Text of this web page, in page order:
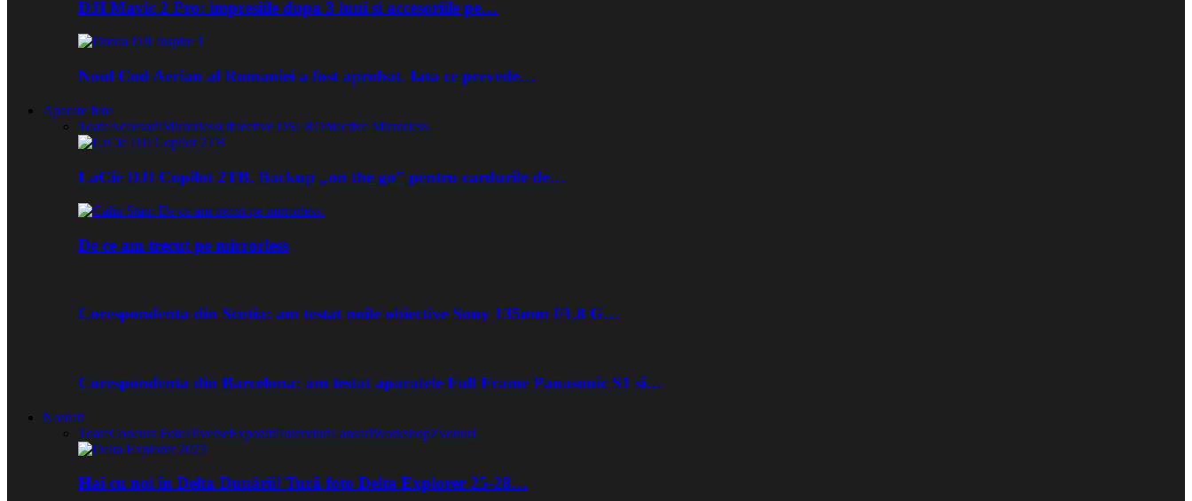
DJI Mavic 2 Pro: impresiile dupa 3 luni si accesoriile pe…
Noul Cod Aerian al Romaniei a fost aprobat. Iata ce prevede…
Aparate foto
ToateAccesoriiMirrorlessObiective DSLRObiective Mirrorless
LaCie DJI Copilot 2TB. Backup „on the go” pentru cardurile de…
De ce am trecut pe mirrorless
Corespondenta din Scotia: am testat noile obiective Sony 135mm f/1.8 G…
Corespondenta din Barcelona: am testat aparatele Full Frame Panasonic S1 si…
Noutati
ToateConcurs FotoDiverseExpozitiiInterviuriLansariWorkshopZvonuri
Hai cu noi în Delta Dunării! Tură foto Delta Explorer 25-28…